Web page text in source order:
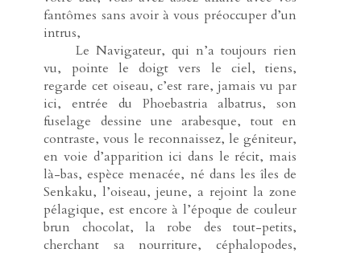
fantômes sans avoir à vous préoccuper d’un
intrus,
-----Le Navigateur, qui n’a toujours rien
vu, pointe le doigt vers le ciel, tiens,
regarde cet oiseau, c’est rare, jamais vu par
ici, entrée du Phoebastria albatrus, son
fuselage dessine une arabesque, tout en
contraste, vous le reconnaissez, le géniteur,
en voie d’apparition ici dans le récit, mais
là-bas, espèce menacée, né dans les îles de
Senkaku, l’oiseau, jeune, a rejoint la zone
pélagique, est encore à l’époque de couleur
brun chocolat, la robe des tout-petits,
cherchant sa nourriture, céphalopodes,